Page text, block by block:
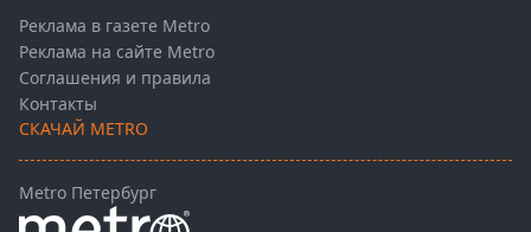
Реклама в газете Metro
Реклама на сайте Metro
Соглашения и правила
Контакты
СКАЧАЙ METRO
Metro Петербург